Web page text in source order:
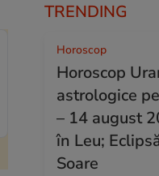
TRENDING
Horoscop
Horoscop
astrologice
– 14 august
în Leu;
Soare